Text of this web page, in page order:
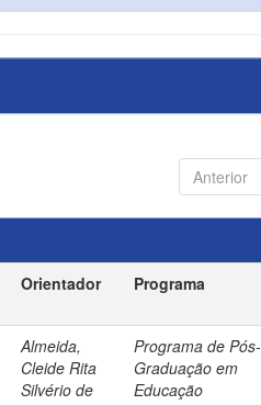
Anterior
Orientador Programa
Almeida,
Cleide Rita
Silvério de
Programa de Pós-
Graduação em
Educação